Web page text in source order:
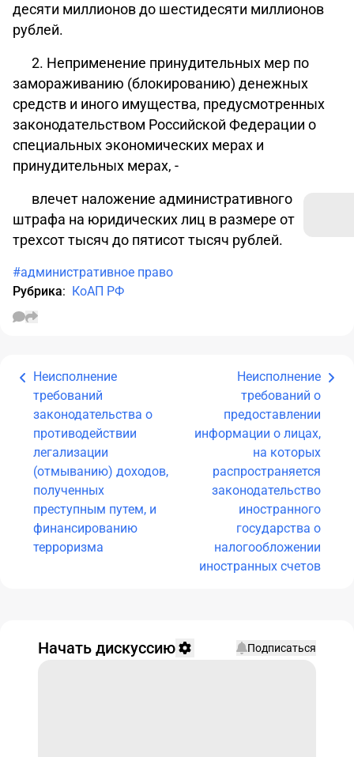
десяти миллионов до шестидесяти миллионов
рублей.
2. Неприменение принудительных мер по
замораживанию (блокированию) денежных
средств и иного имущества, предусмотренных
законодательством Российской Федерации о
специальных экономических мерах и
принудительных мерах, -
влечет наложение административного
штрафа на юридических лиц в размере от
трехсот тысяч до пятисот тысяч рублей.
#административное право
Рубрика: КоАП РФ
Неисполнение
требований
законодательства о
противодействии
легализации
(отмыванию) доходов,
полученных
преступным путем, и
финансированию
терроризма
Неисполнение
требований о
предоставлении
информации о лицах,
на которых
распространяется
законодательство
иностранного
государства о
налогообложении
иностранных счетов
Начать дискуссию Подписаться